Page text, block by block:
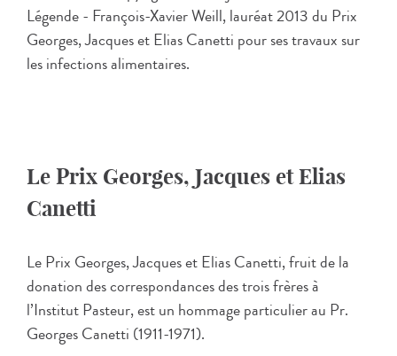
Légende - François-Xavier Weill, lauréat 2013 du Prix
Georges, Jacques et Elias Canetti pour ses travaux sur
les infections alimentaires.
Le Prix Georges, Jacques et Elias
Canetti
Le Prix Georges, Jacques et Elias Canetti, fruit de la
donation des correspondances des trois frères à
l’Institut Pasteur, est un hommage particulier au Pr.
Georges Canetti (1911-1971).